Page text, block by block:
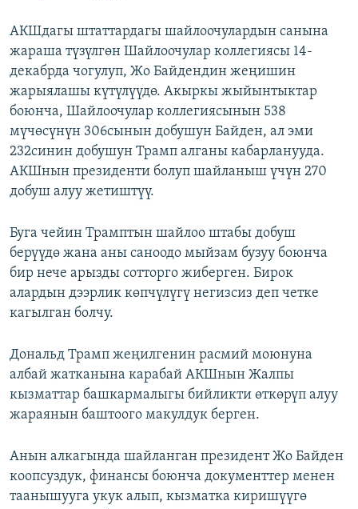
АКШдагы штаттардагы шайлоочулардын санына
жараша түзүлгөн Шайлоочулар коллегиясы 14-
декабрда чогулуп, Жо Байдендин жеңишин
жарыялашы күтүлүүдө. Акыркы жыйынтыктар
боюнча, Шайлоочулар коллегиясынын 538
мүчөсүнүн 306сынын добушун Байден, ал эми
232синин добушун Трамп алганы кабарланууда.
АКШнын президенти болуп шайланыш үчүн 270
добуш алуу жетиштүү.
Буга чейин Трамптын шайлоо штабы добуш
берүүдө жана аны саноодо мыйзам бузуу боюнча
бир нече арызды сотторго жиберген. Бирок
алардын дээрлик көпчүлүгү негизсиз деп четке
кагылган болчу.
Дональд Трамп жеңилгенин расмий моюнуна
албай жатканына карабай АКШнын Жалпы
кызматтар башкармалыгы бийликти өткөрүп алуу
жараянын баштоого макулдук берген.
Анын алкагында шайланган президент Жо Байден
коопсуздук, финансы боюнча документтер менен
таанышууга укук алып, кызматка киришүүгө